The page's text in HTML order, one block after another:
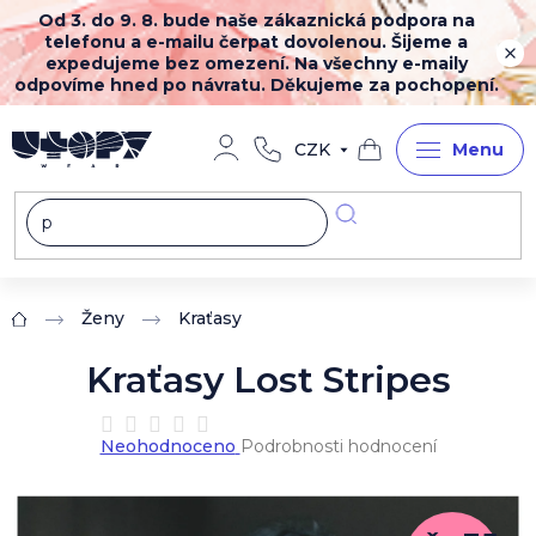
Přejít
na
obsah
Od 3. do 9. 8. bude naše zákaznická podpora na
telefonu a e-mailu čerpat dovolenou. Šijeme a
expedujeme bez omezení. Na všechny e-maily
odpovíme hned po návratu. Děkujeme za pochopení.
CZK
Nákupní
košík
Domů Ženy Kraťasy
Kraťasy Lost Stripes
Průměrné
hodnocení
je
Neohodnoceno Podrobnosti hodnocení